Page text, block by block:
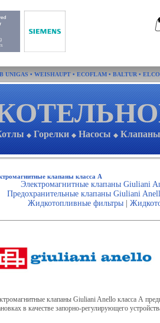
UNIGAS • WEISHAUPT • ECOFLAM • BALTUR • ELCO
◆ Горелки ◆ Насосы ◆
клапаны класса А
Электромагнитные клапаны Giuliani
Предохранительные клапаны Giuliani
Жидкотопливные фильтры
клапаны Giuliani Anello класса А
в качестве запорно-регулирующего